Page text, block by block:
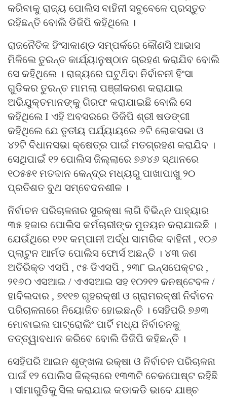
କରିବାକୁ ରାଜ୍ୟ ପୋଲିସ ବାହିନୀ ସବୁବେଳେ ପ୍ରସ୍ତୁତ
ରହିଛନ୍ତି ବୋଲି ଡିଜିପି କହିଥିଲେ ।
ରାଜନୈତିକ ହିଂସାକାଣ୍ଡ ସମ୍ପର୍କରେ କୌଣସି ଆଭାସ
ମିଳିଲେ ତୁରନ୍ତ କାର୍ଯ୍ୟାନୁଷ୍ଠାନ ଗ୍ରହଣ କରାଯିବ ବୋଲି
ସେ କହିଥିଲେ । ରାଜ୍ୟରେ ଘଟୁଥ‌ିବା ନିର୍ବାଚନୀ ହିଂସା
ଗୁଡିକର ତୁରନ୍ତ ମାମଲା ପଞ୍ଜୀକରଣ କରାଯାଇ
ଅଭିଯୁକ୍ତମାନଙ୍କୁ ଗିରଫ କରାଯାଇଛି ବୋଲି ସେ
କହିଥିଲେ I ଏହି ଅବସରରେ ଡିଜିପି ଶ୍ରୀ ଷଡଙ୍ଗୀ
କହିଥିଲେ ଯେ ତୃତୀୟ ପର୍ଯ୍ୟାୟରେ ୬ଟି ଲୋକସଭା ଓ
୪୨ଟି ବିଧାନସଭା କ୍ଷେତ୍ର ପାଇଁ ମତଗ୍ରହଣ କରାଯିବ ।
ସେଥିପାଇଁ ୧୨ ପୋଲିସ ଜିଲ୍ଲାରେ ୭୬୪୬ ସ୍ଥାନରେ
୧୦୫୫୧ ମତଦାନ କେନ୍ଦ୍ର ମଧ୍ୟରୁ ପାଖାପାଖୁ ୨୦
ପ୍ରତିଶତ ବୁଥ ସମ୍ବେଦନଶୀଳ ।
ନିର୍ବାଚନ ପରିଚାଳନାର ସୁରକ୍ଷା ଲାଗି ବିଭିନ୍ନ ପାହ୍ୟାର
୩୫ ହଜାର ପୋଲିସ କର୍ମଚାରୀଙ୍କ ମୁତୟନ କରାଯାଇଛି ।
ଯେଉଁଥିରେ ୧୨୧ କମ୍ପାନୀ ଅର୍ଦ୍ଧ ସାମରିକ ବାହିନୀ , ୧୦୬
ପ୍ଲାଟୁନ ଆର୍ମଡ ପୋଲିସ ଫୋର୍ସ ଅଛନ୍ତି । ୪୩ ଜଣ
ଅତିରିକ୍ତ ଏସପି , ୯୫ ଡିଏସପି , ୨୩୮ ଇନ୍ସପେକ୍ଟର ,
୨୧୬୦ ଏସଆଇ / ଏଏସଆଇ ସହ ୧୦୨୧୨ କନଷ୍ଟେବଳ /
ହାବିଲଦାର , ୭୧୧୭ ଗୃହରକ୍ଷୀ ଓ ଗ୍ରାମରକ୍ଷୀ ନିର୍ବାଚନ
ପରିଚାଳନାରେ ନିୟୋଜିତ ହୋଇଛନ୍ତି । ସେହିପରି ୭୬୩
ମୋବାଇଲ ପାଟ୍ରୋଲିଂ ପାର୍ଟି ମଧ୍ଯ ନିର୍ବାଚନକୁ
ତତ୍ତ୍ୱାବଧାନ କରିବେ ବୋଲି ଡିଜିପି କହିଛନ୍ତି ।
ସେହିପରି ଆଇନ ଶୃଙ୍ଖଳା ରକ୍ଷା ଓ ନିର୍ବାଚନ ପରିଚାଳନା
ପାଇଁ ୧୨ ପୋଲିସ ଜିଲ୍ଲାରେ ୧୩୩ଟି ଚେକପୋଷ୍ଟ ରହିଛି
। ସୀମାଗୁଡିକୁ ସିଲ କରାଯାଇ କଡାକଡି ଭାବେ ଯାଞ୍ଚ